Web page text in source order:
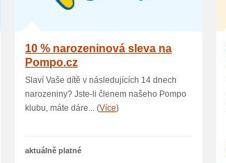
10 % narozeninová sleva na
Pompo.cz
Slaví Vaše dítě v následujících 14 dnech
narozeniny? Jste-li členem našeho Pompo
klubu, máte dáre... (Více)
aktuálně platné